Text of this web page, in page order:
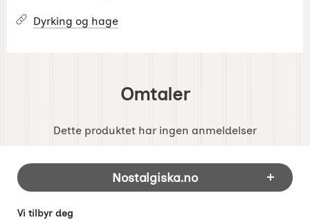
Dyrking og hage
Omtaler
Dette produktet har ingen anmeldelser
Footer-innhold Blandet informasjon og
Nostalgiska.no
Vi tilbyr deg